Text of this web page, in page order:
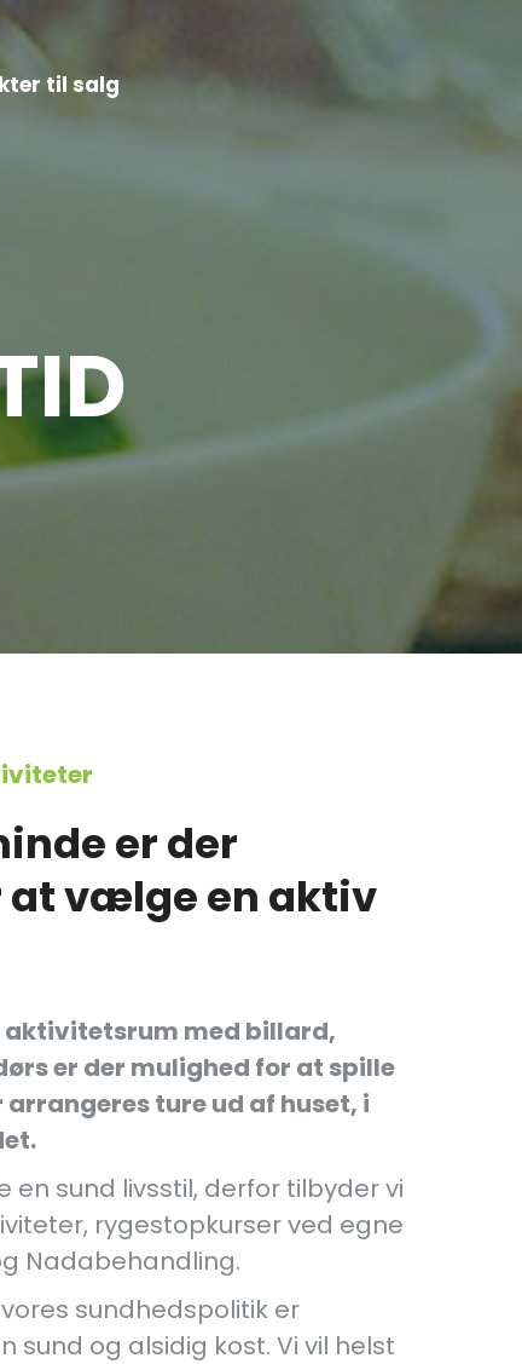
til salg
er der
at vælge en aktiv
aktivitetsrum med billard,
er der mulighed for at spille
ture ud af huset, i
en sund livsstil, derfor tilbyder vi
rygestopkurser ved egne
Nadabehandling.
sundhedspolitik er
sund og alsidig kost. Vi vil helst